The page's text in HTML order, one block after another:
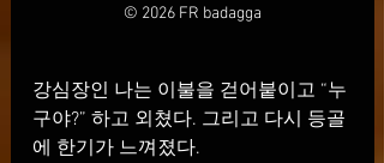
© 2026 FR badagga
강심장인 나는 이불을 걷어붙이고 “누
구야?” 하고 외쳤다. 그리고 다시 등골
에 한기가 느껴졌다.